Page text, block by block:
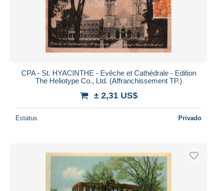
CPA - St. HYACINTHE - Evêche et Cathédrale - Edition
The Heliotype Co., Ltd. (Affranchissement TP.)
± 2,31 US$
Estatus Privado